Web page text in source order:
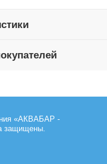
«АКВАБАР -
защищены.